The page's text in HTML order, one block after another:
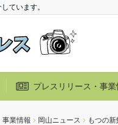
ています。
プレスリリース・事業
事業情報 岡山ニュース もつの